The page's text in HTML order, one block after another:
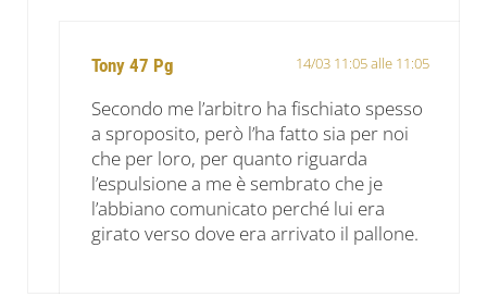
Tony 47 Pg 14/03 11:05 alle 11:05
Secondo me l’arbitro ha fischiato spesso
a sproposito, però l’ha fatto sia per noi
che per loro, per quanto riguarda
l’espulsione a me è sembrato che je
l’abbiano comunicato perché lui era
girato verso dove era arrivato il pallone.